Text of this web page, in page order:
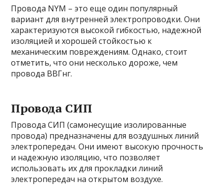
Провода NYM – это еще один популярный
вариант для внутренней электропроводки. Они
характеризуются высокой гибкостью, надежной
изоляцией и хорошей стойкостью к
механическим повреждениям. Однако, стоит
отметить, что они несколько дороже, чем
провода ВВГнг.
Провода СИП
Провода СИП (самонесущие изолированные
провода) предназначены для воздушных линий
электропередач. Они имеют высокую прочность
и надежную изоляцию, что позволяет
использовать их для прокладки линий
электропередач на открытом воздухе.